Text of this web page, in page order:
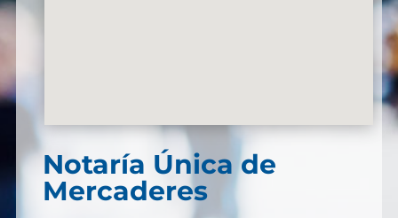
Notaría Única de
Mercaderes